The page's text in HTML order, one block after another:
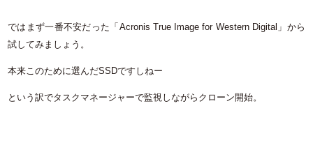
ではまず一番不安だった「Acronis True Image for Western Digital」から
試してみましょう。
本来このために選んだSSDですしねー
という訳でタスクマネージャーで監視しながらクローン開始。